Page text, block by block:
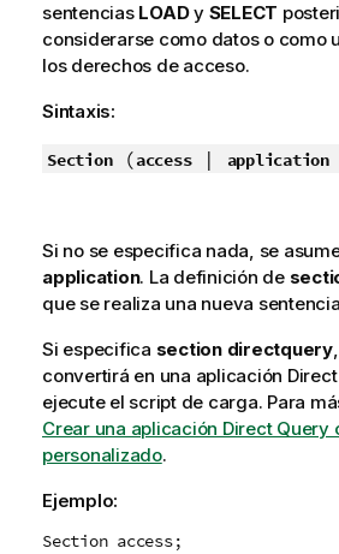
sentencias LOADy SELECT
considerarse como datos o como
los derechos de acceso.
Sintaxis:
Section(access| application
Si no se especifica nada, se
application. La definición de
que se realiza una nueva sentencia
Si especifica section directquery
convertirá en una aplicación
ejecute el script de carga. Para
Crear una aplicación Direct Query
personalizado.
Ejemplo:
Section access;